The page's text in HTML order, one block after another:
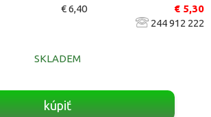
€ 6,40
€ 5,30
244 912 222
SKLADEM
kúpiť